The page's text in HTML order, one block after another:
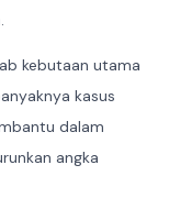
kebutaan utama
kasus
dalam
angka